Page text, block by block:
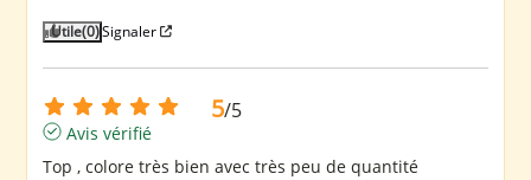
Utile(0)Signaler
5/5
Avis vérifié
Top , colore très bien avec très peu de quantité